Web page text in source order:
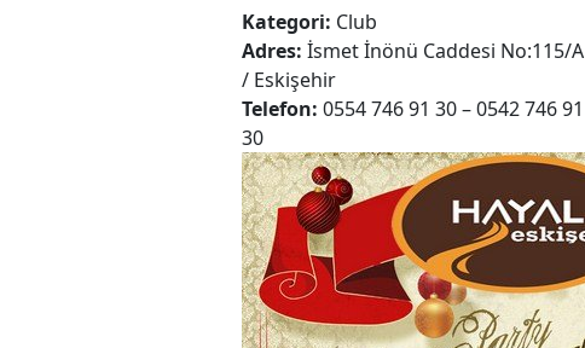
Kategori: Club
Adres: İsmet İnönü Caddesi No:115/A
/ Eskişehir
Telefon: 0554 746 91 30 – 0542 746 91
30